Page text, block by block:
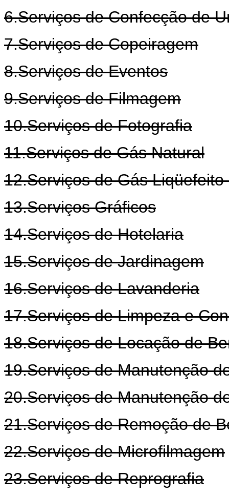
6.Serviços de Confecção de
7.Serviços de Copeiragem
8.Serviços de Eventos
9.Serviços de Filmagem
10.Serviços de Fotografia
11.Serviços de Gás Natural
12.Serviços de Gás
13.Serviços Gráficos
14.Serviços de Hotelaria
15.Serviços de Jardinagem
16.Serviços de Lavanderia
17.Serviços de Limpeza e
18.Serviços de Locação de
19.Serviços de Manutenção
20.Serviços de Manutenção
21.Serviços de Remoção de
22.Serviços de Microfilmagem
23.Serviços de Reprografia